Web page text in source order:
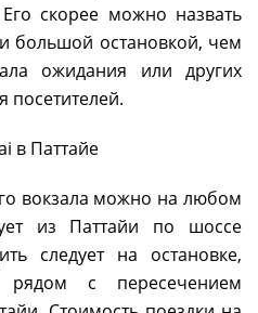
скорее можно назвать
большой остановкой, чем
ожидания или других
посетителей.
вокзала можно на любом
из Паттайи по шоссе
следует на остановке,
рядом с пересечением